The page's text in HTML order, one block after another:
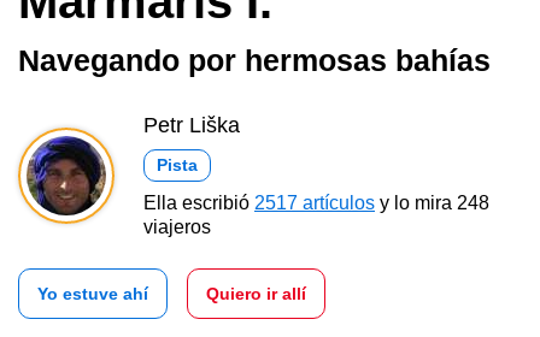
Navegando por hermosas bahías
Petr Liška
Pista
Ella escribió 2517 artículos y lo mira 248
viajeros
Yo estuve ahí Quiero ir allí